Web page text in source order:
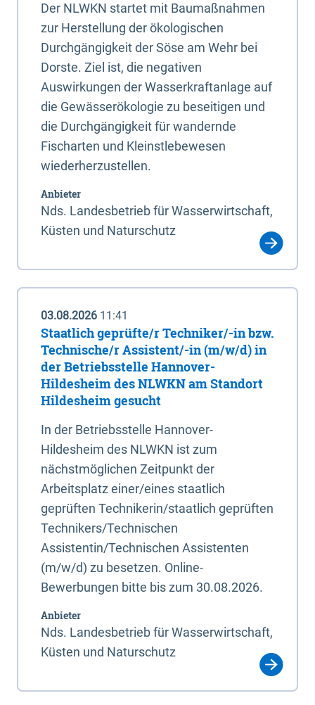
Der NLWKN startet mit Baumaßnahmen
zur Herstellung der ökologischen
Durchgängigkeit der Söse am Wehr bei
Dorste. Ziel ist, die negativen
Auswirkungen der Wasserkraftanlage auf
die Gewässerökologie zu beseitigen und
die Durchgängigkeit für wandernde
Fischarten und Kleinstlebewesen
wiederherzustellen.
Anbieter
Nds. Landesbetrieb für Wasserwirtschaft,
Küsten und Naturschutz
03.08.2026 11:41
Staatlich geprüfte/r Techniker/-in bzw.
Technische/r Assistent/-in (m/w/d) in
der Betriebsstelle Hannover-
Hildesheim des NLWKN am Standort
Hildesheim gesucht
In der Betriebsstelle Hannover-
Hildesheim des NLWKN ist zum
nächstmöglichen Zeitpunkt der
Arbeitsplatz einer/eines staatlich
geprüften Technikerin/staatlich geprüften
Technikers/Technischen
Assistentin/Technischen Assistenten
(m/w/d) zu besetzen. Online-
Bewerbungen bitte bis zum 30.08.2026.
Anbieter
Nds. Landesbetrieb für Wasserwirtschaft,
Küsten und Naturschutz